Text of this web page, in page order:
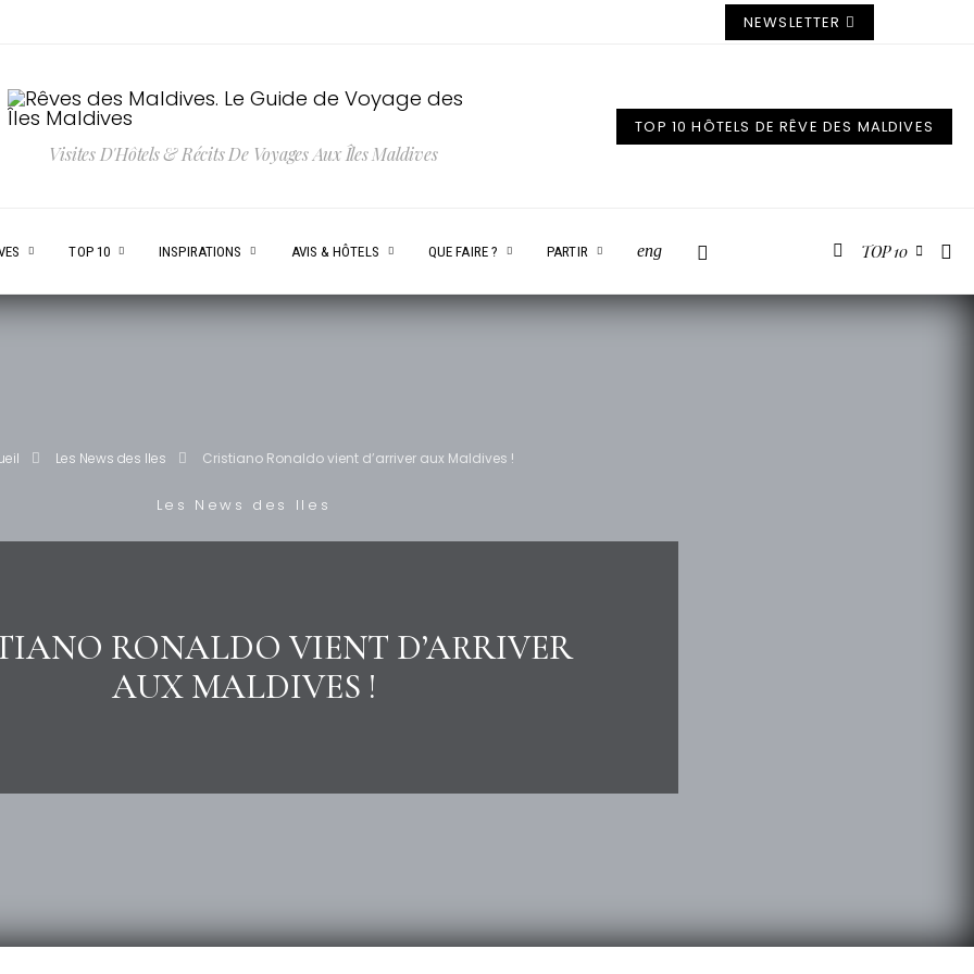
NEWSLETTER
Visites D'Hôtels & Récits De Voyages Aux Îles Maldives
TOP 10 HÔTELS DE RÊVE DES MALDIVES
TOP 10 INSPIRATIONS AVIS & HÔTELS QUE FAIRE ? PARTIR eng TOP 10
Les News des Iles Cristiano Ronaldo vient d’arriver aux Maldives !
Les News des Iles
RONALDO VIENT D’ARRIVER
AUX MALDIVES !